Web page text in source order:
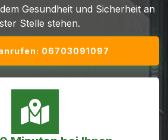
Gesundheit und Sicherheit an
Stelle stehen.
06703091097